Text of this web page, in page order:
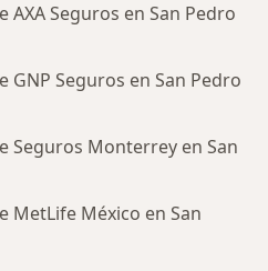
AXA Seguros en San Pedro
GNP Seguros en San Pedro
Seguros Monterrey en San
MetLife México en San